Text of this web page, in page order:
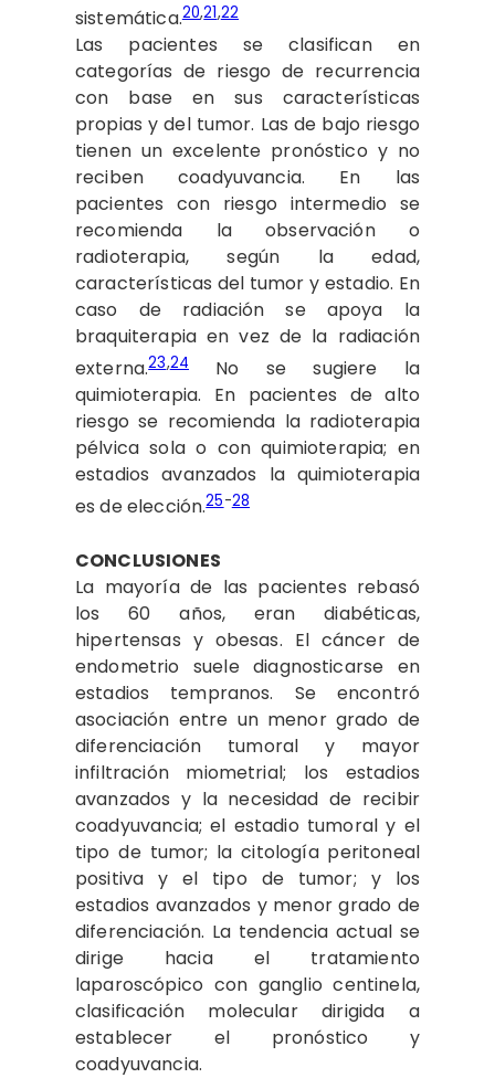
sistemática.20,21,22
Las pacientes se clasifican en
categorías de riesgo de recurrencia
con base en sus características
propias y del tumor. Las de bajo riesgo
tienen un excelente pronóstico y no
reciben coadyuvancia. En las
pacientes con riesgo intermedio se
recomienda la observación o
radioterapia, según la edad,
características del tumor y estadio. En
caso de radiación se apoya la
braquiterapia en vez de la radiación
externa.23,24No se sugiere la
quimioterapia. En pacientes de alto
riesgo se recomienda la radioterapia
pélvica sola o con quimioterapia; en
estadios avanzados la quimioterapia
es de elección.25-28
CONCLUSIONES
La mayoría de las pacientes rebasó
los 60 años, eran diabéticas,
hipertensas y obesas. El cáncer de
endometrio suele diagnosticarse en
estadios tempranos. Se encontró
asociación entre un menor grado de
diferenciación tumoral y mayor
infiltración miometrial; los estadios
avanzados y la necesidad de recibir
coadyuvancia; el estadio tumoral y el
tipo de tumor; la citología peritoneal
positiva y el tipo de tumor; y los
estadios avanzados y menor grado de
diferenciación. La tendencia actual se
dirige hacia el tratamiento
laparoscópico con ganglio centinela,
clasificación molecular dirigida a
establecer el pronóstico y
coadyuvancia.